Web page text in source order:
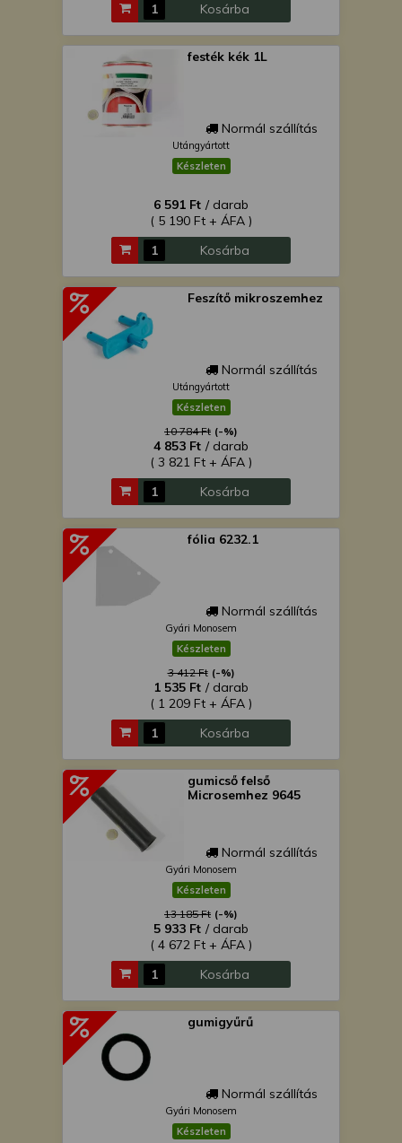
Kosárba
festék kék 1L
Normál szállítás
Utángyártott
Készleten
6 591 Ft / darab
( 5 190 Ft + ÁFA )
Kosárba
Feszítő mikroszemhez
Normál szállítás
Utángyártott
Készleten
10 784 Ft (-%)
4 853 Ft / darab
( 3 821 Ft + ÁFA )
Kosárba
fólia 6232.1
Normál szállítás
Gyári Monosem
Készleten
3 412 Ft (-%)
1 535 Ft / darab
( 1 209 Ft + ÁFA )
Kosárba
gumicső felső
Microsemhez 9645
Normál szállítás
Gyári Monosem
Készleten
13 185 Ft (-%)
5 933 Ft / darab
( 4 672 Ft + ÁFA )
Kosárba
gumigyűrű
Normál szállítás
Gyári Monosem
Készleten